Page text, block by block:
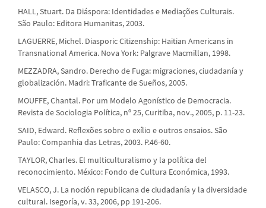
HALL, Stuart. Da Diáspora: Identidades e Mediações Culturais.
São Paulo: Editora Humanitas, 2003.
LAGUERRE, Michel. Diasporic Citizenship: Haitian Americans in
Transnational America. Nova York: Palgrave Macmillan, 1998.
MEZZADRA, Sandro. Derecho de Fuga: migraciones, ciudadanía y
globalización. Madri: Traficante de Sueños, 2005.
MOUFFE, Chantal. Por um Modelo Agonístico de Democracia.
Revista de Sociologia Política, nº 25, Curitiba, nov., 2005, p. 11-23.
SAID, Edward. Reflexões sobre o exílio e outros ensaios. São
Paulo: Companhia das Letras, 2003. P.46-60.
TAYLOR, Charles. El multiculturalismo y la política del
reconocimiento. México: Fondo de Cultura Económica, 1993.
VELASCO, J. La noción republicana de ciudadanía y la diversidade
cultural. Isegoría, v. 33, 2006, pp 191-206.